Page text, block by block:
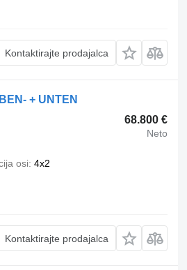
Kontaktirajte prodajalca
+ UNTEN
68.800 €
Neto
osi 4x2
Kontaktirajte prodajalca